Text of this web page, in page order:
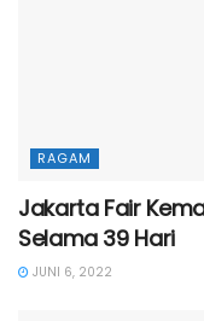
RAGAM
Jakarta Fair
Selama 39 Hari
JUNI 6, 2022